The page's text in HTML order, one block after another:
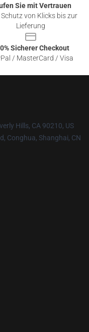
Sie mit Vertrauen
von Klicks bis zur
Lieferung
Sicherer Checkout
/ MasterCard / Visa
Hills, CA 90210, US
Conghua, Shanghai, CN